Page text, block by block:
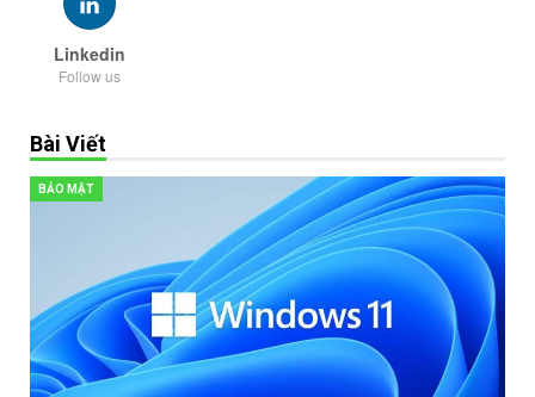
Linkedin
Follow us
Bài Viết
BẢO MẬT